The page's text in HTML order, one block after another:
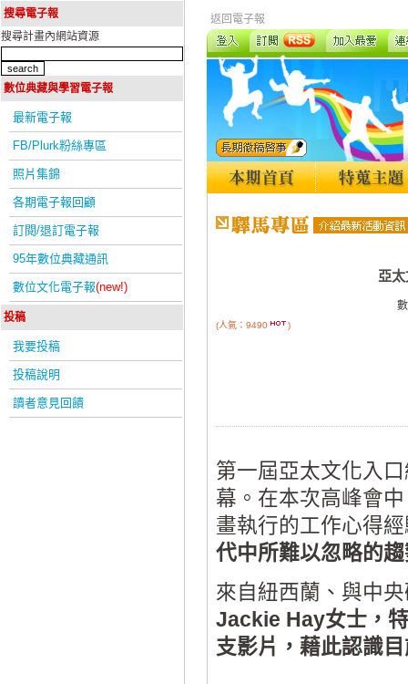
搜尋電子報
搜尋計畫內網站資源
數位典藏與學習電子報
最新電子報
FB/Plurk粉絲專區
照片集錦
各期電子報回顧
訂閱/退訂電子報
95年數位典藏通訊
數位文化電子報(new!)
投稿
我要投稿
投稿說明
讀者意見回饋
返回電子報
亞
(人氣：9490 )
第一屆亞太文化入
幕。在本次高峰會
畫執行的工作心得
代中所難以忽略的
來自紐西蘭、與中
Jackie Hay女士，
支影片，藉此認識